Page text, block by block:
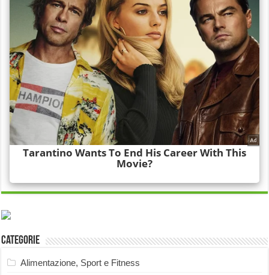
Categorie
Alimentazione, Sport e Fitness